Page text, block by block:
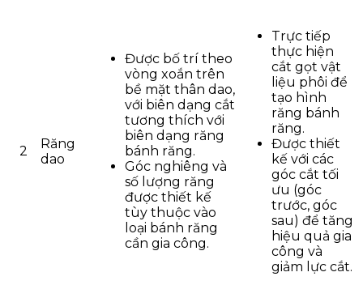
2
Răng
dao
Được bố trí theo
vòng xoắn trên
bề mặt thân dao,
với biên dạng cắt
tương thích với
biên dạng răng
bánh răng.
Góc nghiêng và
số lượng răng
được thiết kế
tùy thuộc vào
loại bánh răng
cần gia công.
Trực tiếp
thực hiện
cắt gọt vật
liệu phôi để
tạo hình
răng bánh
răng.
Được thiết
kế với các
góc cắt tối
ưu (góc
trước, góc
sau) để tăng
hiệu quả gia
công và
giảm lực cắt.